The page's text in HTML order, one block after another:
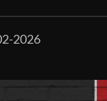
2026